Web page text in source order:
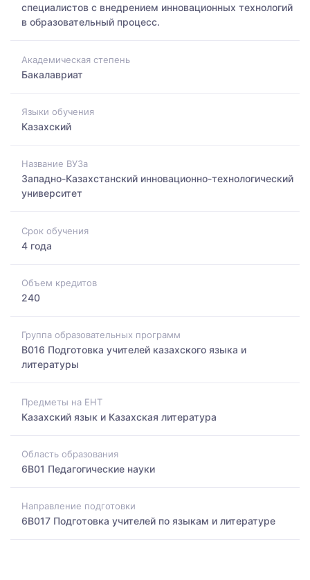
специалистов с внедрением инновационных технологий
в образовательный процесс.
Академическая степень
Бакалавриат
Языки обучения
Казахский
Название ВУЗа
Западно-Казахстанский инновационно-технологический
университет
Срок обучения
4 года
Объем кредитов
240
Группа образовательных программ
B016 Подготовка учителей казахского языка и
литературы
Предметы на ЕНТ
Казахский язык и Казахская литература
Область образования
6B01 Педагогические науки
Направление подготовки
6B017 Подготовка учителей по языкам и литературе